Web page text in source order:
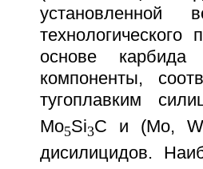
установленной
основе
компоненты,
тугоплавким
Мо5Si3С и (Mo,
дисилицидов.